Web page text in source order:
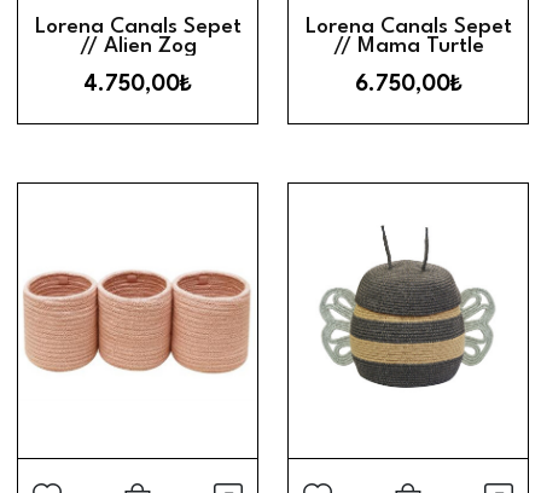
Sepete Ekle
Lorena Canals Sepet
// Alien Zog
4.750,00₺
Sepete
Lorena Canals Sepet
// Mama Turtle
6.750,00₺